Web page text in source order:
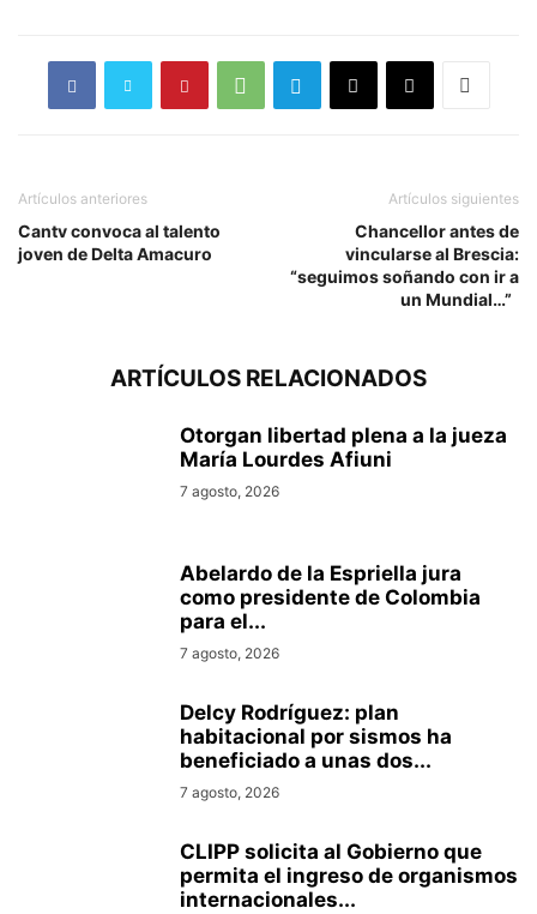
Artículos anteriores
Cantv convoca al talento
joven de Delta Amacuro
Artículos siguientes
Chancellor antes de
vincularse al Brescia:
“seguimos soñando con ir a
un Mundial…”
ARTÍCULOS RELACIONADOS
Otorgan libertad plena a la jueza
María Lourdes Afiuni
7 agosto, 2026
Abelardo de la Espriella jura
como presidente de Colombia
para el...
7 agosto, 2026
Delcy Rodríguez: plan
habitacional por sismos ha
beneficiado a unas dos...
7 agosto, 2026
CLIPP solicita al Gobierno que
permita el ingreso de organismos
internacionales...